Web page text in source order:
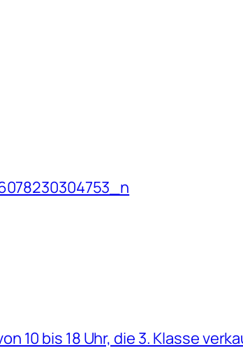
10 bis 18 Uhr, die 3. Klasse